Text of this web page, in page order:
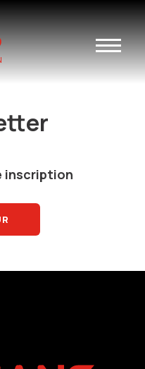
Toggle
inscription